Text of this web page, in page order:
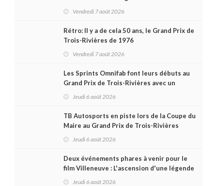
Vendredi 7 août 2026
Rétro: Il y a de cela 50 ans, le Grand Prix de
Trois-Rivières de 1976
Vendredi 7 août 2026
Les Sprints Omnifab font leurs débuts au
Grand Prix de Trois-Rivières avec un
Jeudi 6 août 2026
TB Autosports en piste lors de la Coupe du
Maire au Grand Prix de Trois-Rivières
Jeudi 6 août 2026
Deux événements phares à venir pour le
film Villeneuve : L'ascension d'une légende
Jeudi 6 août 2026